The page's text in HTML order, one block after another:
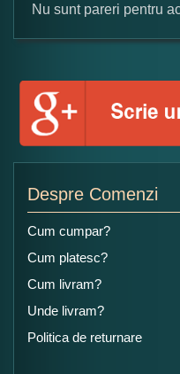
Formular pareri client
Numele
Ce nota acordati
Nu sunt pareri pentru
Despre Comenzi
Cum cumpar?
Cum platesc?
Cum livram?
Unde livram?
Politica de returnare